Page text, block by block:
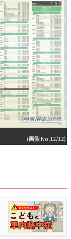
(画像 No.12/12)